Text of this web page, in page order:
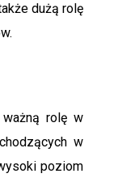
dużą rolę
rolę w
w
poziom